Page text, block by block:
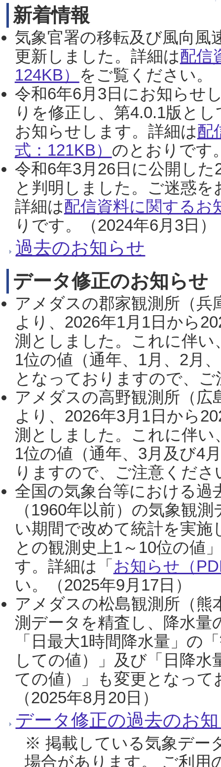
新着情報
気象官署の移転及び風向風
更新しました。詳細は配信
124KB） をご覧ください。
令和6年6月3日にお知らせ
りを修正し、第4.0.1版と
お知らせします。詳細は配
式：121KB） のとおりです
令和6年3月26日に公開し
と判明しました。ご迷惑
詳細は配信資料に関するお
りです。（2024年6月3日）
過去のお知らせ
データ修正のお知らせ
アメダスの郡家観測所（
より、2026年1月1日から
測としました。これに伴い
1位の値（通年、1月、2月
となっておりますので、
アメダスの高野観測所（
より、2026年3月1日から
測としました。これに伴い
1位の値（通年、3月及び4
りますので、ご注意くだ
全国の気象台等における過
（1960年以前）の気象観
い期間で改めて統計を実
との観測史上1～10位の値
す。詳細は「 お知らせ（
い。（2025年9月17日）
アメダスの松島観測所（熊
測データを精査し、降水
「日最大1時間降水量」の
しての値）」及び「日降
ての値）」も変更となっ
（2025年8月20日）
データ修正の過去のお
※ 掲載している気象デー
場合があります。 ご利用